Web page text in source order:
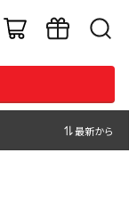
最新から